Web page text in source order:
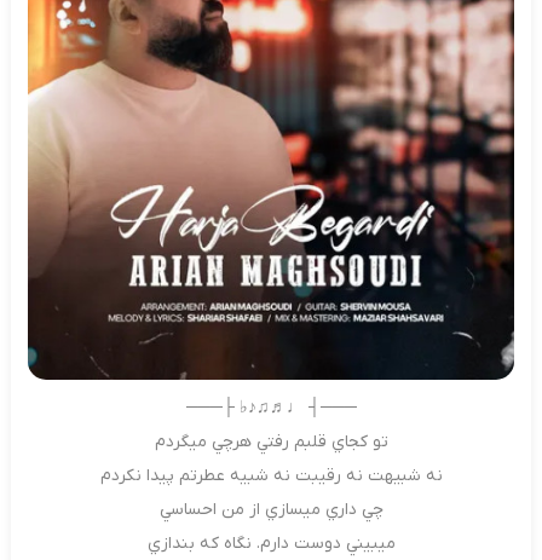
───┤ ♩♬♫♪♭ ├───
تو كجاي قلبم رفتي هرچي ميگردم
نه شبيهت نه رقيبت نه شبيه عطرتم پيدا نكردم
چي داري ميسازي از من احساسي
ميبيني دوست دارم. نگاه كه بندازي